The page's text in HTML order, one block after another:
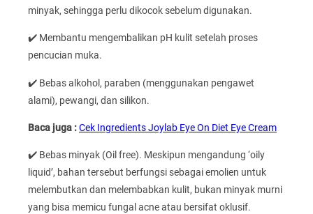
minyak, sehingga perlu dikocok sebelum digunakan.
✔️ Membantu mengembalikan pH kulit setelah proses
pencucian muka.
✔️ Bebas alkohol, paraben (menggunakan pengawet
alami), pewangi, dan silikon.
Baca juga :Cek Ingredients Joylab Eye On Diet Eye Cream
✔️ Bebas minyak (Oil free). Meskipun mengandung ‘oily
liquid’, bahan tersebut berfungsi sebagai emolien untuk
melembutkan dan melembabkan kulit, bukan minyak murni
yang bisa memicu fungal acne atau bersifat oklusif.